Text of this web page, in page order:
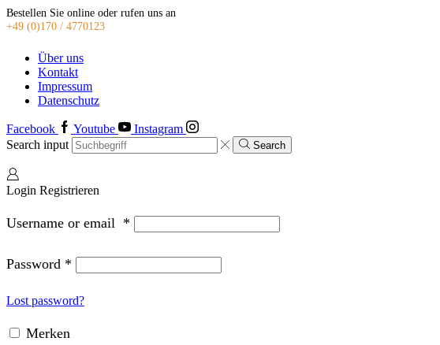
Bestellen Sie online oder rufen uns an
+49 (0)170 / 4770123
Über uns
Kontakt
Impressum
Datenschutz
Facebook Youtube
Instagram
Search input
Search
Login Registrieren
Username or email *
Password *
Lost password?
Merken